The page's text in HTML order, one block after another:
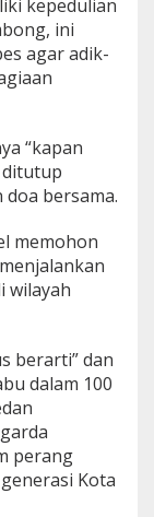
kepedulian
ini
agar adik-
“kapan
ditutup
bersama.
memohon
wilayah
berarti” dan
dalam 100
perang
Kota